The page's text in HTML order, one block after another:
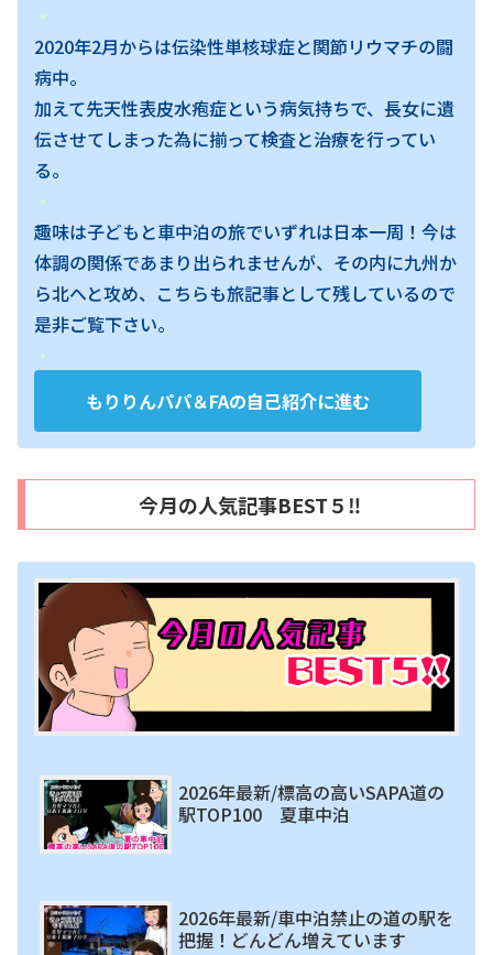
・
2020年2月からは伝染性単核球症と関節リウマチの闘
病中。
加えて先天性表皮水疱症という病気持ちで、長女に遺
伝させてしまった為に揃って検査と治療を行ってい
る。
・
趣味は子どもと車中泊の旅でいずれは日本一周！今は
体調の関係であまり出られませんが、その内に九州か
ら北へと攻め、こちらも旅記事として残しているので
是非ご覧下さい。
・
もりりんパパ＆FAの自己紹介に進む
今月の人気記事BEST５‼
2026年最新/標高の高いSAPA道の
駅TOP100 夏車中泊
2026年最新/車中泊禁止の道の駅を
把握！どんどん増えています